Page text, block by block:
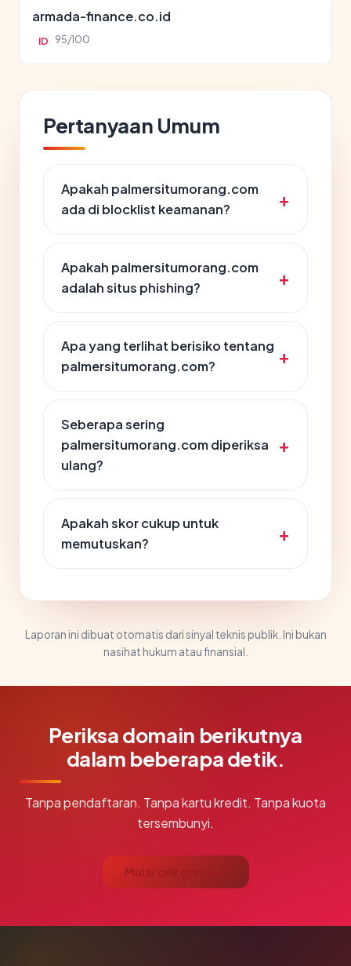
armada-finance.co.id
ID 95/100
Pertanyaan Umum
Apakah palmersitumorang.com
ada di blocklist keamanan?
Apakah palmersitumorang.com
adalah situs phishing?
Apa yang terlihat berisiko tentang
palmersitumorang.com?
Seberapa sering
palmersitumorang.com diperiksa
ulang?
Apakah skor cukup untuk
memutuskan?
Laporan ini dibuat otomatis dari sinyal teknis publik. Ini bukan
nasihat hukum atau finansial.
Periksa domain berikutnya
dalam beberapa detik.
Tanpa pendaftaran. Tanpa kartu kredit. Tanpa kuota
tersembunyi.
Mulai cek gratis →